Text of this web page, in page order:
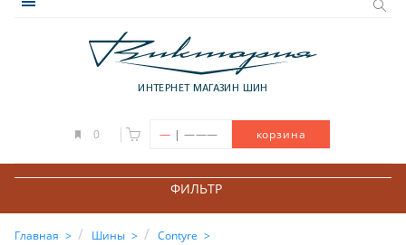
ИНТЕРНЕТ МАГАЗИН ШИН
0 — | ——— корзина
ФИЛЬТР
Главная Шины
Contyre